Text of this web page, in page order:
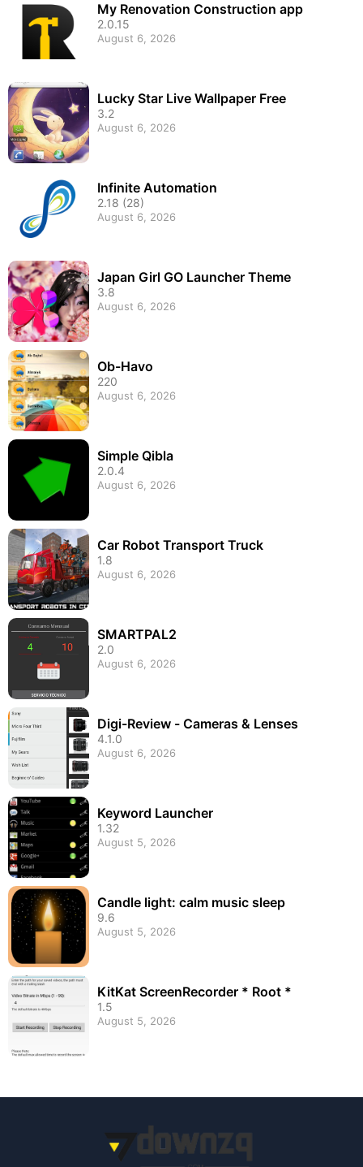
My Renovation Construction app
2.0.15
August 6, 2026
Lucky Star Live Wallpaper Free
3.2
August 6, 2026
Infinite Automation
2.18 (28)
August 6, 2026
Japan Girl GO Launcher Theme
3.8
August 6, 2026
Ob-Havo
220
August 6, 2026
Simple Qibla
2.0.4
August 6, 2026
Car Robot Transport Truck
1.8
August 6, 2026
SMARTPAL2
2.0
August 6, 2026
Digi-Review - Cameras & Lenses
4.1.0
August 6, 2026
Keyword Launcher
1.32
August 5, 2026
Candle light: calm music sleep
9.6
August 5, 2026
KitKat ScreenRecorder * Root *
1.5
August 5, 2026